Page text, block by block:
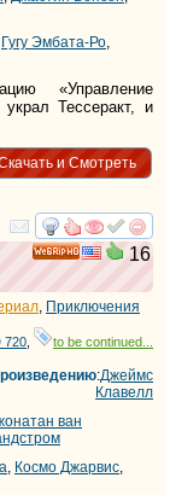
Гугу Эмбата-Ро,
«Управление
Тессеракт, и
и Смотреть
смотреть
16
, Приключения
720 to be continued...
:Джеймс
Клавелл
ван
, Космо Джарвис,